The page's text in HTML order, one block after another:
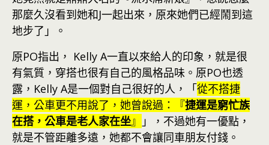
那麼久沒看到她和J一起出來，原來她們已經鬧到這
地步了」。
原PO指出， Kelly A一直以來給人的印象，就是很
有氣質，穿搭也很有自己的風格品味。原PO也透
露，Kelly A是一個對自己很好的人，「從不搭捷
運，公車更不用說了，她曾說過：『捷運是窮忙族
在搭，公車是老人家在坐』
」，不過她有一優點，
就是不管距離多遠，她都不會讓同車朋友付錢。